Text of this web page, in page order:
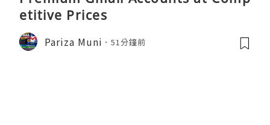
etitive Prices
Pariza Muni 51分鐘前